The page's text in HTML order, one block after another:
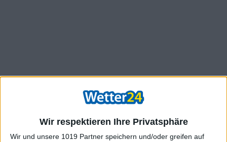
Wir respektieren Ihre Privatsphäre
Wir und unsere 1019 Partner speichern und/oder greifen auf